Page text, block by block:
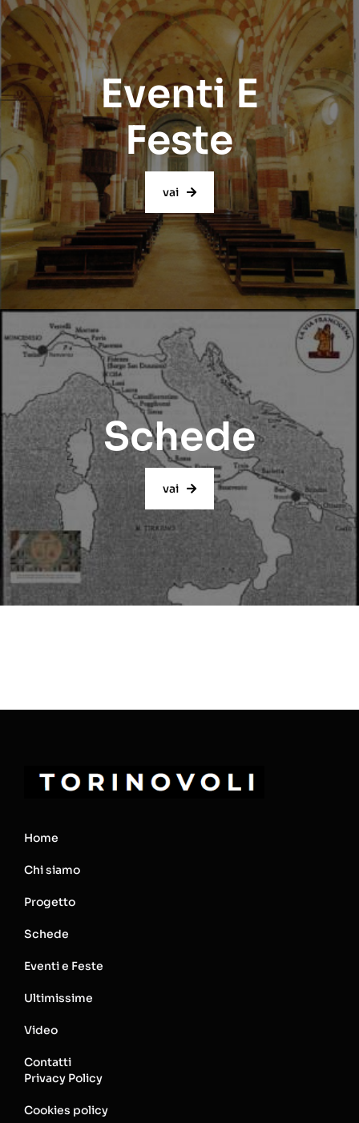
Eventi E
Feste
vai
Schede
vai
Home
Chi siamo
Progetto
Schede
Eventi e Feste
Ultimissime
Video
Contatti
Privacy Policy
Cookies policy